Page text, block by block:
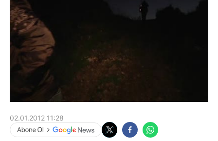
02.01.2012 11:28